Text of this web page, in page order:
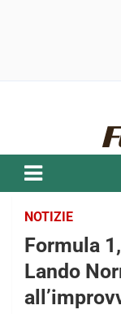
NOTIZIE
Formula
Lando